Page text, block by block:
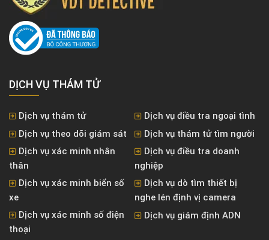
DỊCH VỤ THÁM TỬ
Dịch vụ thám tử
Dịch vụ điều tra ngoại tình
Dịch vụ theo dõi giám sát
Dịch vụ thám tử tìm người
Dịch vụ xác minh nhân
thân
Dịch vụ điều tra doanh
nghiệp
Dịch vụ xác minh biển số
xe
Dịch vụ dò tìm thiết bị
nghe lén định vị camera
Dịch vụ xác minh số điện
thoại
Dịch vụ giám định ADN